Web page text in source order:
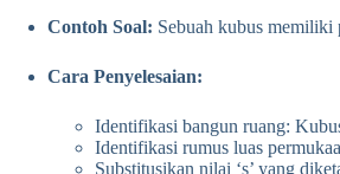
Contoh Soal: Sebuah kubus memiliki
Cara Penyelesaian:
Identifikasi bangun ruang:
Identifikasi rumus luas
Substitusikan nilai ‘s’ yang